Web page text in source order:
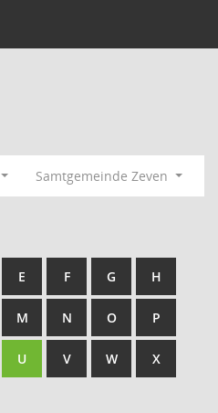
Samtgemeinde Zeven
E F G H
M N O P
U V W X